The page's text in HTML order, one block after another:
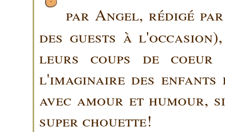
par Angel, rédigé
des guests à
leurs coups de
l'imaginaire des
avec amour et humour,
super chouette!